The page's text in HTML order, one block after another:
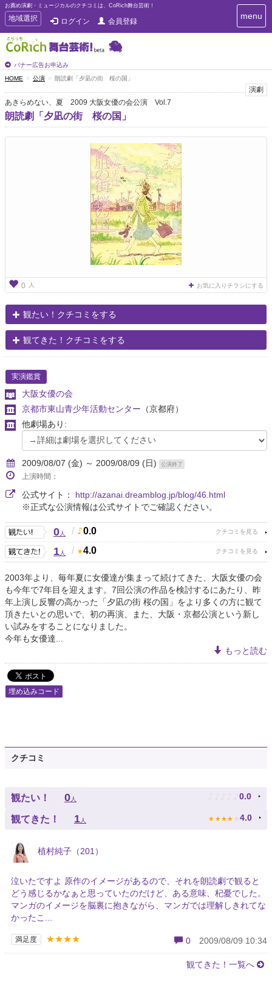
お薦め演劇・ミュージカルのクチコミは、CoRich舞台芸術！
T
o
g
g
e
n
a
v
i
g
地域選択 ログイン 会員登録
バナー広告お申込み
T
o
i
g
menu
HOME 公演 朗読劇「夕凪の街 桜の国」
演劇
あきらめない、夏 2009 大阪女優の会公演 Vol.7
朗読劇「夕凪の街 桜の国」
0 人 お気に入りチラシにする
観たい！クチコミをする
観てきた！クチコミをする
実演鑑賞
大阪女優の会
京都市東山青少年活動センター （京都府）
他劇場あり:
2009/08/07 (金) ～ 2009/08/09 (日) 公演終了
上演時間：
公式サイト： http://azanai.dreamblog.jp/blog/46.html
※正式な公演情報は公式サイトでご確認ください。
0人 / 0.0
1人 / 4.0
2003年より、毎年夏に女優達が集まって続けてきた、大阪女優の会
も今年で7年目を迎えます。7回公演の作品を検討するにあたり、昨
年上演し反響の高かった「夕凪の街 桜の国」をより多くの方に観て
頂きたいとの思いで、初の再演、また、大阪・京都公演という新し
い試みをすることになりました。
今年も女優達...
もっと読む
埋め込みコード
クチコミ
観たい！ 0人 ♪ ♪ ♪ ♪ ♪ 0.0
観てきた！ 1人 ★ ★ ★ ★ ★ 4.0
植村純子（201）
泣いたですよ 原作のイメージがあるので、それを朗読劇で観ると
どう感じるかなぁと思っていたのだけど、ある意味、杞憂でした。
マンガのイメージを脳裏に抱きながら、マンガでは理解しきれてな
かったこ...
満足度 ★★★★ 0 2009/08/09 10:34
観てきた！一覧へ